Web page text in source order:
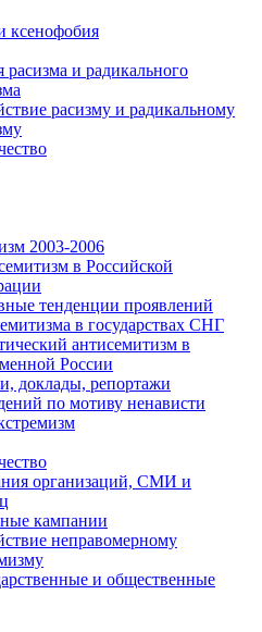
ксенофобия
расизма и радикального
расизму и радикальному
2003-2006
в Российской
тенденции проявлений
в государствах СНГ
антисемитизм в
России
доклады, репортажи
по мотиву ненависти
организаций, СМИ и
кампании
неправомерному
и общественные